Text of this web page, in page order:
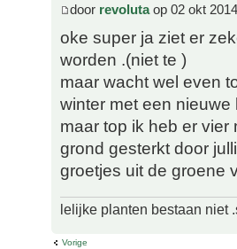
door revolutaop 02 okt
oke super ja ziet er
worden .(niet te )
maar wacht wel even
winter met een
maar top ik heb er
grond gesterkt door
groetjes uit de groene
lelijke planten bestaan niet
Vorige